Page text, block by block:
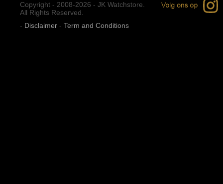
Copyright - 2008-2026 - JK Watchstore.
All Rights Reserved.
- Disclaimer - Term and Conditions